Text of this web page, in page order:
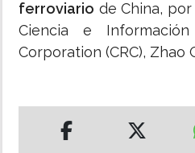
ferroviario de China,
Ciencia e
Corporation (CRC), Zhao